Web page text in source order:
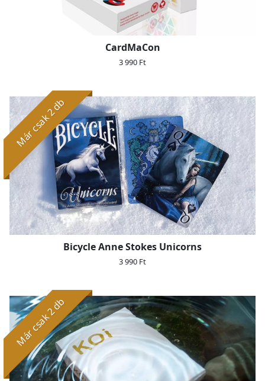
CardMaCon
3 990 Ft
Már csak 2 db
Bicycle Anne Stokes Unicorns
3 990 Ft
Már csak 2 db